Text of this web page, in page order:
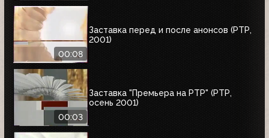
00:08
Заставка перед и после анонсов (РТР,
2001)
00:03
Заставка "Премьера на РТР" (РТР,
осень 2001)